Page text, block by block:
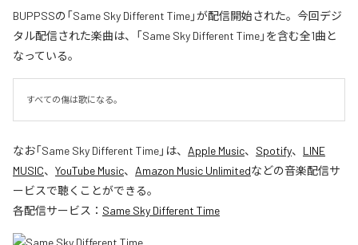
BUPPSSの「Same Sky Different Time」が配信開始された。今回デジ
タル配信された楽曲は、「Same Sky Different Time」を含む全1曲と
なっている。
すべての傷は歌になる。
なお「Same Sky Different Time」は、 Apple Music、 Spotify、 LINE
MUSIC、 YouTube Music、 Amazon Music Unlimitedなどの音楽配信サ
ービスで聴くことができる。
各配信サービス： Same Sky Different Time